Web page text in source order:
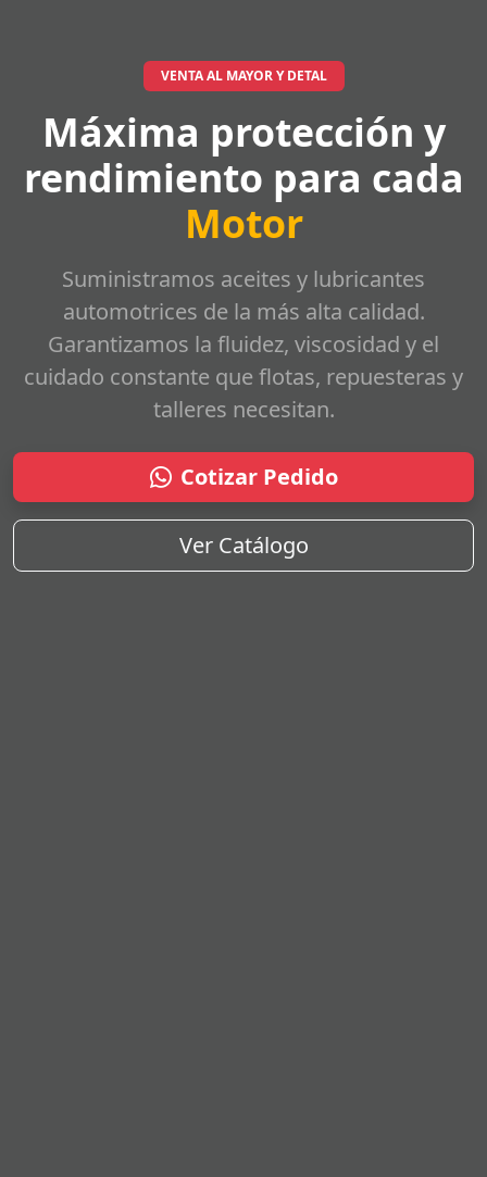
VENTA AL MAYOR Y DETAL
Máxima protección y
rendimiento para cada
Motor
Suministramos aceites y lubricantes
automotrices de la más alta calidad.
Garantizamos la fluidez, viscosidad y el
cuidado constante que flotas, repuesteras y
talleres necesitan.
Cotizar Pedido
Ver Catálogo